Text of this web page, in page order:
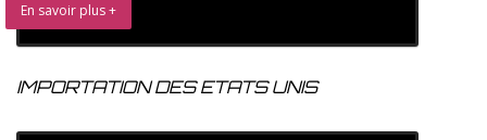
En savoir plus +
IMPORTATION DES ETATS UNIS